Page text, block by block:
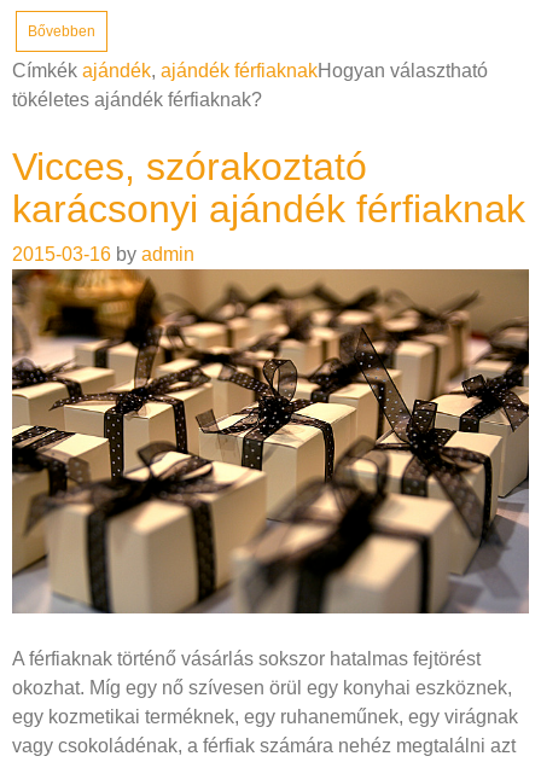
Bővebben
Címkék ajándék, ajándék férfiaknakHogyan választható
tökéletes ajándék férfiaknak?
Vicces, szórakoztató
karácsonyi ajándék férfiaknak
2015-03-16 by admin
A férfiaknak történő vásárlás sokszor hatalmas fejtörést
okozhat. Míg egy nő szívesen örül egy konyhai eszköznek,
egy kozmetikai terméknek, egy ruhaneműnek, egy virágnak
vagy csokoládénak, a férfiak számára nehéz megtalálni azt